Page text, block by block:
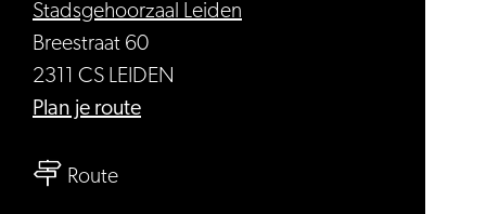
Stadsgehoorzaal Leiden
Breestraat 60
2311 CS LEIDEN
Plan je routenaar
Routenaar